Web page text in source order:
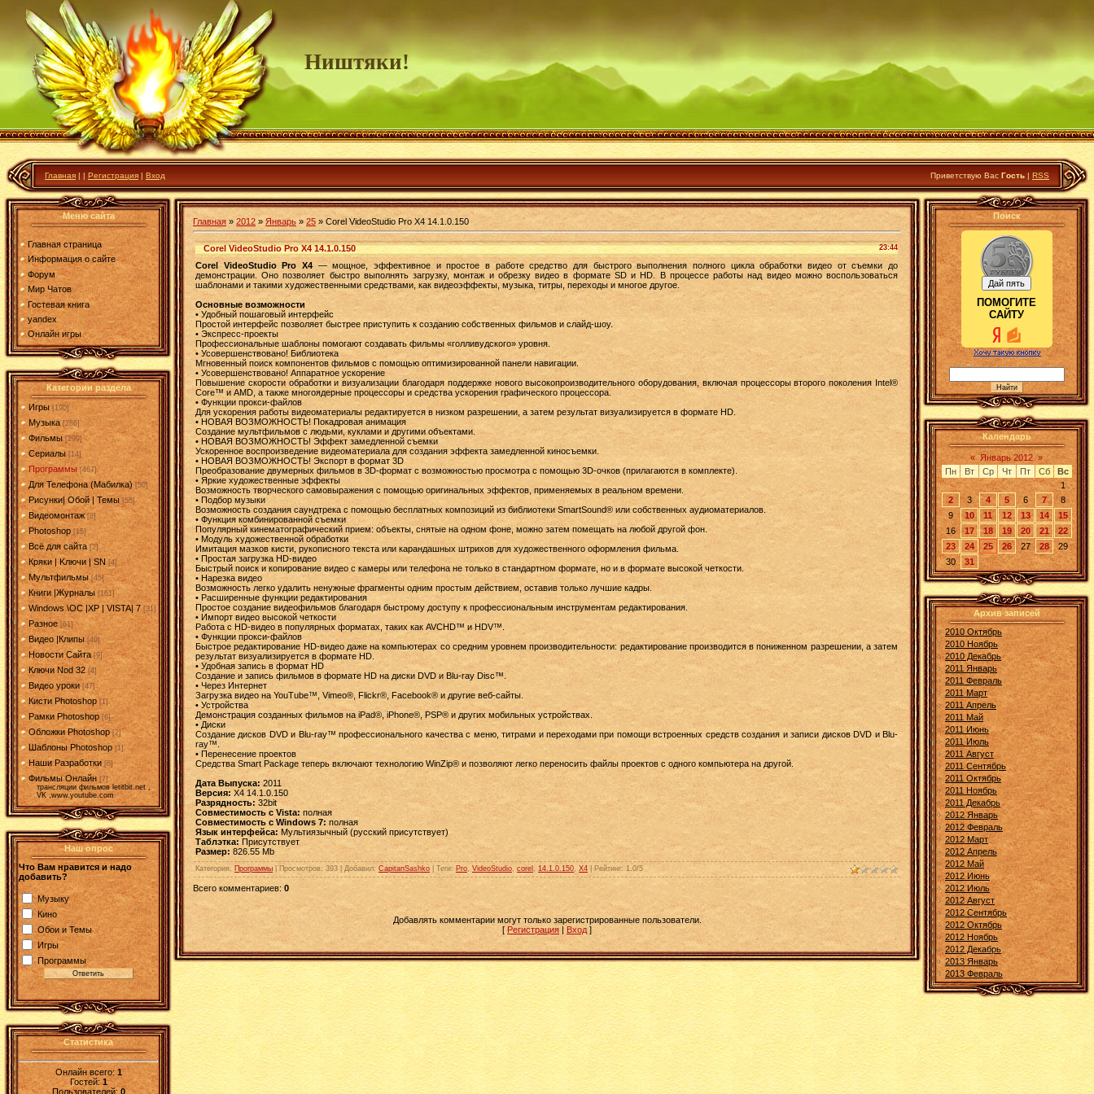
Ништяки!
Главная | | Регистрация | Вход Приветствую Вас Гость | RSS
Меню сайта
Главная страница
Информация о сайте
Форум
Мир Чатов
Гостевая книга
yandex
Онлайн игры
Категории раздела
Игры [190]
Музыка [286]
Фильмы [299]
Сериалы [14]
Программы [467]
Для Телефона (Мабилка) [50]
Рисунки| Обой | Темы [55]
Видеомонтаж [8]
Photoshop [15]
Всё для сайта [2]
Кряки | Kлючи | SN [4]
Мультфильмы [45]
Книги |Журналы [161]
Windows \OC |XP | VISTA| 7 [31]
Разное [61]
Видео |Клипы [49]
Новости Сайта [9]
Ключи Nod 32 [4]
Видео уроки [47]
Кисти Photoshop [1]
Рамки Photoshop [6]
Обложки Photoshop [2]
Шаблоны Photoshop [1]
Наши Разработки [6]
Фильмы Онлайн [7]
трансляции фильмов letitbit.net ,
VK ,www.youtube.com
Наш опрос
Что Вам нравится и надо
добавить?
Музыку
Кино
Обои и Темы
Игры
Программы
Статистика
Онлайн всего:1
Гостей:1
Пользователей: 0
Главная » 2012 » Январь » 25 » Corel VideoStudio Pro X4 14.1.0.150
23:44
Corel VideoStudio Pro X4 14.1.0.150
Corel VideoStudio Pro X4 — мощное, эффективное и простое в работе средство для быстрого выполнения полного цикла обработки видео от съемки до
демонстрации. Оно позволяет быстро выполнять загрузку, монтаж и обрезку видео в формате SD и HD. В процессе работы над видео можно воспользоваться
шаблонами и такими художественными средствами, как видеоэффекты, музыка, титры, переходы и многое другое.
Основные возможности
• Удобный пошаговый интерфейс
Простой интерфейс позволяет быстрее приступить к созданию собственных фильмов и слайд-шоу.
• Экспресс-проекты
Профессиональные шаблоны помогают создавать фильмы «голливудского» уровня.
• Усовершенствовано! Библиотека
Мгновенный поиск компонентов фильмов с помощью оптимизированной панели навигации.
• Усовершенствовано! Аппаратное ускорение
Повышение скорости обработки и визуализации благодаря поддержке нового высокопроизводительного оборудования, включая процессоры второго поколения Intel®
Core™ и AMD, а также многоядерные процессоры и средства ускорения графического процессора.
• Функции прокси-файлов
Для ускорения работы видеоматериалы редактируется в низком разрешении, а затем результат визуализируется в формате HD.
• НОВАЯ ВОЗМОЖНОСТЬ! Покадровая анимация
Создание мультфильмов с людьми, куклами и другими объектами.
• НОВАЯ ВОЗМОЖНОСТЬ! Эффект замедленной съемки
Ускоренное воспроизведение видеоматериала для создания эффекта замедленной киносъемки.
• НОВАЯ ВОЗМОЖНОСТЬ! Экспорт в формат 3D
Преобразование двумерных фильмов в 3D-формат с возможностью просмотра с помощью 3D-очков (прилагаются в комплекте).
• Яркие художественные эффекты
Возможность творческого самовыражения с помощью оригинальных эффектов, применяемых в реальном времени.
• Подбор музыки
Возможность создания саундтрека с помощью бесплатных композиций из библиотеки SmartSound® или собственных аудиоматериалов.
• Функция комбинированной съемки
Популярный кинематографический прием: объекты, снятые на одном фоне, можно затем помещать на любой другой фон.
• Модуль художественной обработки
Имитация мазков кисти, рукописного текста или карандашных штрихов для художественного оформления фильма.
• Простая загрузка HD-видео
Быстрый поиск и копирование видео с камеры или телефона не только в стандартном формате, но и в формате высокой четкости.
• Нарезка видео
Возможность легко удалить ненужные фрагменты одним простым действием, оставив только лучшие кадры.
• Расширенные функции редактирования
Простое создание видеофильмов благодаря быстрому доступу к профессиональным инструментам редактирования.
• Импорт видео высокой четкости
Работа с HD-видео в популярных форматах, таких как AVCHD™ и HDV™.
• Функции прокси-файлов
Быстрое редактирование HD-видео даже на компьютерах со средним уровнем производительности: редактирование производится в пониженном разрешении, а затем
результат визуализируется в формате HD.
• Удобная запись в формат HD
Создание и запись фильмов в формате HD на диски DVD и Blu-ray Disc™.
• Через Интернет
Загрузка видео на YouTube™, Vimeo®, Flickr®, Facebook® и другие веб-сайты.
• Устройства
Демонстрация созданных фильмов на iPad®, iPhone®, PSP® и других мобильных устройствах.
• Диски
Создание дисков DVD и Blu-ray™ профессионального качества с меню, титрами и переходами при помощи встроенных средств создания и записи дисков DVD и Blu-
ray™.
• Перенесение проектов
Средства Smart Package теперь включают технологию WinZip® и позволяют легко переносить файлы проектов с одного компьютера на другой.
Дата Выпуска: 2011
Версия: X4 14.1.0.150
Разрядность: 32bit
Совместимость с Vista: полная
Совместимость с Windows 7: полная
Язык интерфейса: Мультиязычный (русский присутствует)
Таблэтка: Присутствует
Размер: 826.55 Mb
Категория: Программы Просмотров: 393 | Добавил: CapitanSashko Теги: Pro VideoStudio corel 14.1.0.150 X4 Рейтинг: 1.0/5
Всего комментариев: 0
Добавлять комментарии могут только зарегистрированные пользователи.
[ Регистрация |Вход ]
Поиск
ПОМОГИТЕ
САЙТУ
Календарь
« Январь 2012 »
Пн
Вт Ср Чт Пт Сб
Вс
1
2
3 4 5 6 7
8
9
10 11 12 13 14
15
16
17 18 19 20 21
22
23
24 25 26 27 28
29
30
31
Архив записей
2010 Октябрь
2010 Ноябрь
2010 Декабрь
2011 Январь
2011 Февраль
2011 Март
2011 Апрель
2011 Май
2011 Июнь
2011 Июль
2011 Август
2011 Сентябрь
2011 Октябрь
2011 Ноябрь
2011 Декабрь
2012 Январь
2012 Февраль
2012 Март
2012 Апрель
2012 Май
2012 Июнь
2012 Июль
2012 Август
2012 Сентябрь
2012 Октябрь
2012 Ноябрь
2012 Декабрь
2013 Январь
2013 Февраль